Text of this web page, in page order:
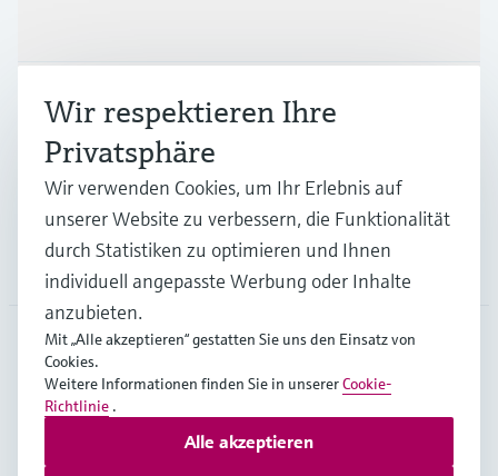
Branchen
Support
AUT • Deutsch
Copyright © Endress+Hauser Group Services AG
Wir respektieren Ihre
Privatsphäre
Wir verwenden Cookies, um Ihr Erlebnis auf
unserer Website zu verbessern, die Funktionalität
durch Statistiken zu optimieren und Ihnen
individuell angepasste Werbung oder Inhalte
anzubieten.
Mit „Alle akzeptieren“ gestatten Sie uns den Einsatz von
Cookies.
Weitere Informationen finden Sie in unsererCookie-
Richtlinie .
Alle akzeptieren